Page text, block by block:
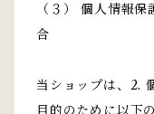
（３） 個人情報
合
当ショップは、2.
目的のために以下